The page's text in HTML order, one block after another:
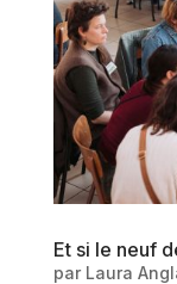
Et si le neuf
par Laura